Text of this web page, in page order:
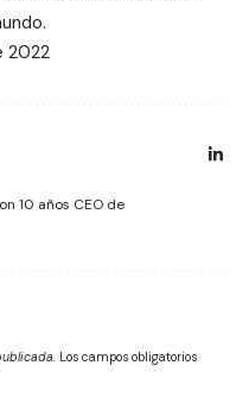
2022
10 años CEO de
Los campos obligatorios